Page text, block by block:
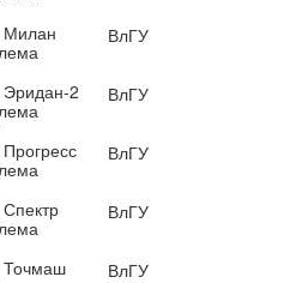
Милан
ВлГУ
Эридан-2
ВлГУ
Прогресс
ВлГУ
Спектр
ВлГУ
Точмаш
ВлГУ